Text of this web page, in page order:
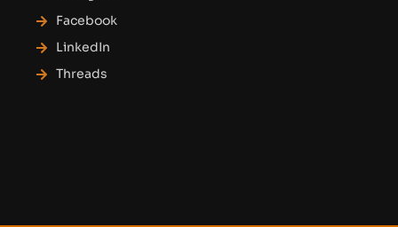
Facebook
LinkedIn
Threads